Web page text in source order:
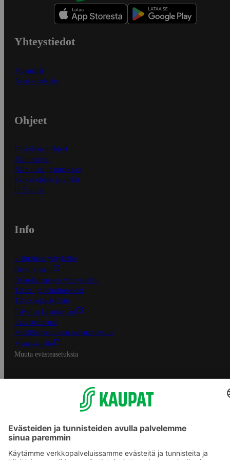
Yhteystiedot
Myymälät
Asiakaspalvelu
Ohjeet
Ensitilaajan ohjeet
Näin maksat
Näin tilaat ja muokkaat
Kaikki ohjeet ja vinkit
In English
Info
S-Business yrityksille
Oiva-raportit
Osuuskauppojen yhteystiedot
Tilaus- ja toimitusehdot
Tietosuojakäytäntö
Palvelun käyttöehdot
Saavutettavuus
Mobiilisovelluksen saavutettavuus
Mainostajalle
Muuta evästeasetuksia
S-ryhmän palvelut
S-ryhmä
Asiakasomistajuus
S-ostoslista -sovellus